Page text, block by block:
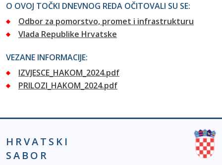
O OVOJ TOČKI DNEVNOG REDA OČITOVALI SU SE:
Odbor za pomorstvo, promet i infrastrukturu
Vlada Republike Hrvatske
VEZANE INFORMACIJE:
IZVJESCE_HAKOM_2024.pdf
PRILOZI_HAKOM_2024.pdf
HRVATSKI
SABOR